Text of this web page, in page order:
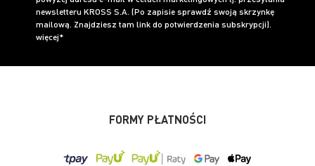
newsletteru KROSS S.A. (Po zapisie sprawdź swoją skrzynkę
mailową. Znajdziesz tam link do potwierdzenia subskrypcji).
więcej*
FORMY PŁATNOŚCI